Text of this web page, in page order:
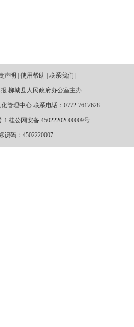
声明 | 使用帮助 | 联系我们 |
柳城县人民政府办公室主办
管理中心 联系电话：0772-7617628
1 桂公网安备 45022202000009号
识码：4502220007